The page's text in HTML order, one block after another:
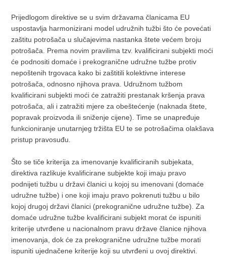
Prijedlogom direktive se u svim državama članicama EU
uspostavlja harmonizirani model udružnih tužbi što će povećati
zaštitu potrošača u slučajevima nastanka štete većem broju
potrošača. Prema novim pravilima tzv. kvalificirani subjekti moći
će podnositi domaće i prekogranične udružne tužbe protiv
nepoštenih trgovaca kako bi zaštitili kolektivne interese
potrošača, odnosno njihova prava. Udružnom tužbom
kvalificirani subjekti moći će zatražiti prestanak kršenja prava
potrošača, ali i zatražiti mjere za obeštećenje (naknada štete,
popravak proizvoda ili sniženje cijene). Time se unapređuje
funkcioniranje unutarnjeg tržišta EU te se potrošačima olakšava
pristup pravosuđu.
Što se tiče kriterija za imenovanje kvalificiranih subjekata,
direktiva razlikuje kvalificirane subjekte koji imaju pravo
podnijeti tužbu u državi članici u kojoj su imenovani (domaće
udružne tužbe) i one koji imaju pravo pokrenuti tužbu u bilo
kojoj drugoj državi članici (prekogranične udružne tužbe). Za
domaće udružne tužbe kvalificirani subjekt morat će ispuniti
kriterije utvrđene u nacionalnom pravu države članice njihova
imenovanja, dok će za prekogranične udružne tužbe morati
ispuniti ujednačene kriterije koji su utvrđeni u ovoj direktivi.